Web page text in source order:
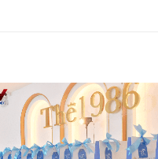
Add to
wishlist